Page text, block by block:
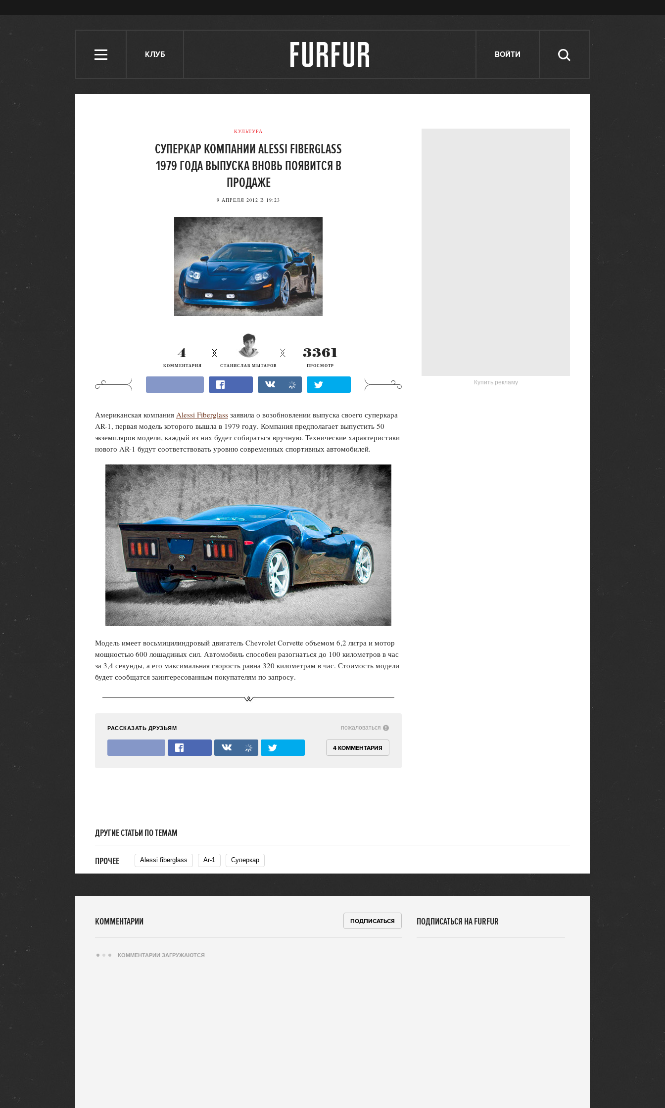
КЛУБ ВОЙТИ
КУЛЬТУРА
СУПЕРКАР КОМПАНИИ ALESSI FIBERGLASS
1979 ГОДА ВЫПУСКА ВНОВЬ ПОЯВИТСЯ В
ПРОДАЖЕ
9 АПРЕЛЯ 2012 В 19:23
СТАНИСЛАВ МЫТАРОВ
4
КОММЕНТАРИЯ
3361
ПРОСМОТР
Американская компания Alessi Fiberglass заявила о возобновлении выпуска своего суперкара
AR-1, первая модель которого вышла в 1979 году. Компания предполагает выпустить 50
экземпляров модели, каждый из них будет собираться вручную. Технические характеристики
нового AR-1 будут соответствовать уровню современных спортивных автомобилей.
Модель имеет восьмицилиндровый двигатель Chevrolet Corvette объемом 6,2 литра и мотор
мощностью 600 лошадиных сил. Автомобиль способен разогнаться до 100 километров в час
за 3,4 секунды, а его максимальная скорость равна 320 километрам в час. Стоимость модели
будет сообщатся заинтересованным покупателям по запросу.
Купить рекламу
РАССКАЗАТЬ ДРУЗЬЯМ
4 КОММЕНТАРИЯ
пожаловаться
ДРУГИЕ СТАТЬИ ПО ТЕМАМ
ПРОЧЕЕ Alessi fiberglass Ar-1 Суперкар
КОММЕНТАРИИ ПОДПИСАТЬСЯ
КОММЕНТАРИИ ЗАГРУЖАЮТСЯ
ПОДПИСАТЬСЯ НА FURFUR